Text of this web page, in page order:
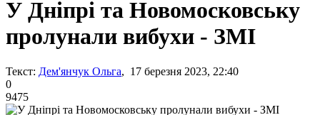
У Дніпрі та Новомосковську
пролунали вибухи - ЗМІ
Текст: Дем'янчук Ольга, 17 березня 2023, 22:40
0
9475